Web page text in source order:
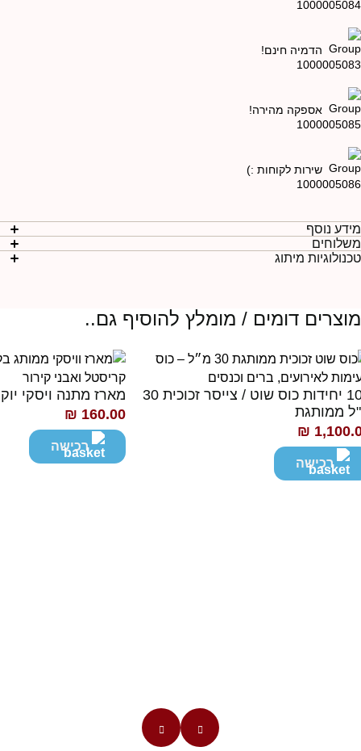
הדמיה חינם!
אספקה מהירה!
שירות לקוחות :)
נוסף
מיתוג
דומים / מומלץ להוסיף גם..
100 יחידות כוס שוט / צייסר זכוכית 30
ממותגת
₪
רכישה
מארז מתנה ויסקי
₪ 160.00
רכישה